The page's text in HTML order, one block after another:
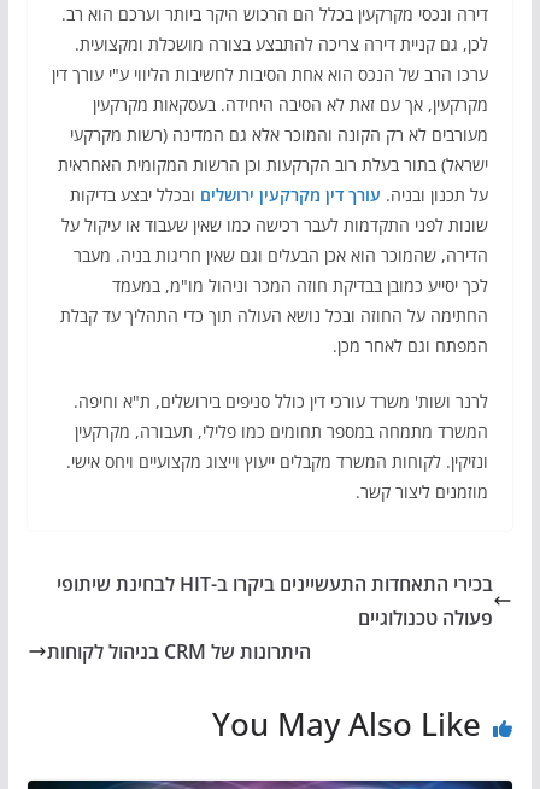
דירה ונכסי מקרקעין בכלל הם הרכוש היקר ביותר וערכם הוא רב.
לכן, גם קניית דירה צריכה להתבצע בצורה מושכלת ומקצועית.
ערכו הרב של הנכס הוא אחת הסיבות לחשיבות הליווי ע"י עורך דין
מקרקעין, אך עם זאת לא הסיבה היחידה. בעסקאות מקרקעין
מעורבים לא רק הקונה והמוכר אלא גם המדינה (רשות מקרקעי
ישראל) בתור בעלת רוב הקרקעות וכן הרשות המקומית האחראית
על תכנון ובניה. עורך דין מקרקעין ירושלים ובכלל יבצע בדיקות
שונות לפני התקדמות לעבר רכישה כמו שאין שעבוד או עיקול על
הדירה, שהמוכר הוא אכן הבעלים וגם שאין חריגות בניה. מעבר
לכך יסייע כמובן בבדיקת חוזה המכר וניהול מו"מ, במעמד
החתימה על החוזה ובכל נושא העולה תוך כדי התהליך עד קבלת
המפתח וגם לאחר מכן.
לרנר ושות' משרד עורכי דין כולל סניפים בירושלים, ת"א וחיפה.
המשרד מתמחה במספר תחומים כמו פלילי, תעבורה, מקרקעין
ונזיקין. לקוחות המשרד מקבלים ייעוץ וייצוג מקצועיים ויחס אישי.
מוזמנים ליצור קשר.
בכירי התאחדות התעשיינים ביקרו ב-HIT לבחינת שיתופי
פעולה טכנולוגיים
היתרונות של CRM בניהול לקוחות
You May Also Like